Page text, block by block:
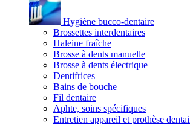
Hygiène bucco-dentaire
Brossettes interdentaires
Haleine fraîche
Brosse à dents manuelle
Brosse à dents électrique
Dentifrices
Bains de bouche
Fil dentaire
Aphte, soins spécifiques
Entretien appareil et prothèse